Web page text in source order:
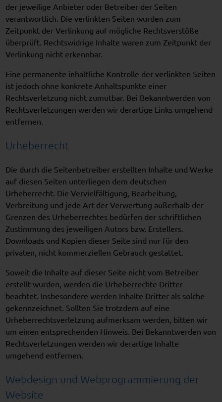
der jeweilige Anbieter oder Betreiber der Seiten
verantwortlich. Die verlinkten Seiten wurden zum
Zeitpunkt der Verlinkung auf mögliche Rechtsverstöße
überprüft. Rechtswidrige Inhalte waren zum Zeitpunkt der
Verlinkung nicht erkennbar.
Eine permanente inhaltliche Kontrolle der verlinkten Seiten
ist jedoch ohne konkrete Anhaltspunkte einer
Rechtsverletzung nicht zumutbar. Bei Bekanntwerden von
Rechtsverletzungen werden wir derartige Links umgehend
entfernen.
Urheberrecht
Die durch die Seitenbetreiber erstellten Inhalte und Werke
auf diesen Seiten unterliegen dem deutschen
Urheberrecht. Die Vervielfältigung, Bearbeitung,
Verbreitung und jede Art der Verwertung außerhalb der
Grenzen des Urheberrechtes bedürfen der schriftlichen
Zustimmung des jeweiligen Autors bzw. Erstellers.
Downloads und Kopien dieser Seite sind nur für den
privaten, nicht kommerziellen Gebrauch gestattet.
Soweit die Inhalte auf dieser Seite nicht vom Betreiber
erstellt wurden, werden die Urheberrechte Dritter
beachtet. Insbesondere werden Inhalte Dritter als solche
gekennzeichnet. Sollten Sie trotzdem auf eine
Urheberrechtsverletzung aufmerksam werden, bitten wir
um einen entsprechenden Hinweis. Bei Bekanntwerden von
Rechtsverletzungen werden wir derartige Inhalte
umgehend entfernen.
Webdesign und Webprogrammierung der
Website